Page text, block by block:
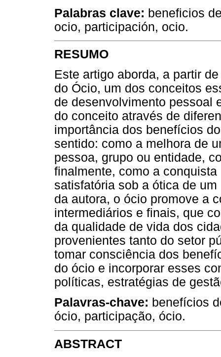
Palabras clave: beneficios
ocio, participación, ocio.
RESUMO
Este artigo aborda, a partir
do Ócio, um dos conceitos
de desenvolvimento pessoal
do conceito através de
importância dos benefícios
sentido: como a melhora de
pessoa, grupo ou entidade,
finalmente, como a
satisfatória sob a ótica de
da autora, o ócio promove a
intermediários e finais, que
da qualidade de vida dos
provenientes tanto do setor
tomar consciência dos
do ócio e incorporar esses
políticas, estratégias de
Palavras-chave: benefícios
ócio, participação, ócio.
ABSTRACT